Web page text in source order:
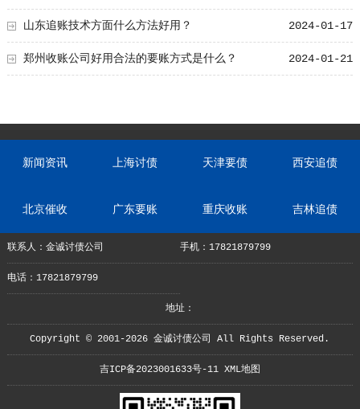
2024-01-17
山东追账技术方面什么方法好用？
2024-01-21
郑州收账公司好用合法的要账方式是什么？
新闻资讯 上海讨债 天津要债 西安追债
北京催收 广东要账 重庆收账 吉林追债
联系人：金诚讨债公司 手机：17821879799
电话：17821879799
地址：
Copyright © 2001-2026 金诚讨债公司 All Rights Reserved.
吉ICP备2023001633号-11 XML地图